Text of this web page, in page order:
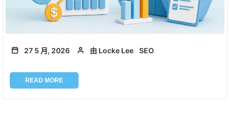
27 5 月, 2026 由 Locke Lee SEO
READ MORE